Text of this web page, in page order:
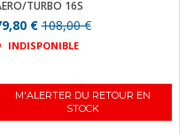
TURBO 16S
€108,00 €
INDISPONIBLE
M'ALERTER DU RETOUR EN
STOCK